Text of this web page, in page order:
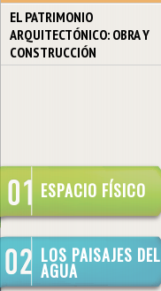
EL PATRIMONIO
ARQUITECTÓNICO: OBRA Y
CONSTRUCCIÓN
ESPACIO FÍSICO
LOS PAISAJES DEL
AGUA